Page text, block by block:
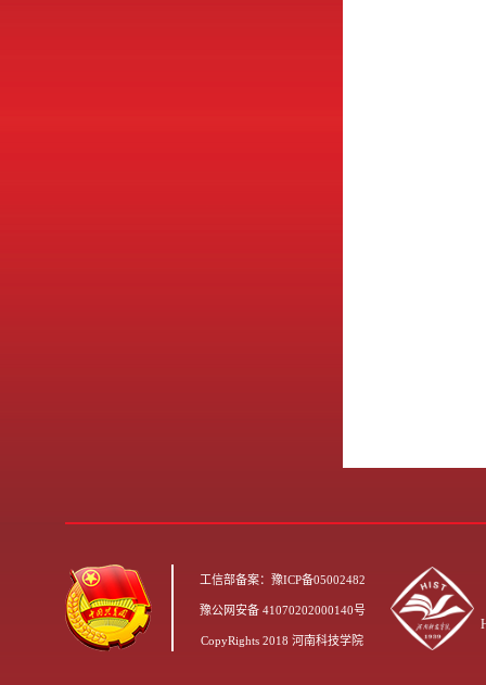
工信部备案：豫ICP备05002482
豫公网安备 41070202000140号
CopyRights 2018 河南科技学院